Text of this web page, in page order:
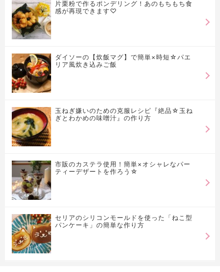
片栗粉で作るポンデリング！あのもちもち食
感が再現できます♡
ダイソーの【炊飯マグ】で簡単×時短☆パエ
リア風炊き込みご飯
玉ねぎ嫌いのための克服レシピ『絶品☆玉ね
ぎとわかめの味噌汁』の作り方
市販のカステラ使用！簡単×オシャレなパー
ティーデザートを作ろう☆
セリアのシリコンモールドを使った「ねこ型
パンケーキ」の簡単な作り方